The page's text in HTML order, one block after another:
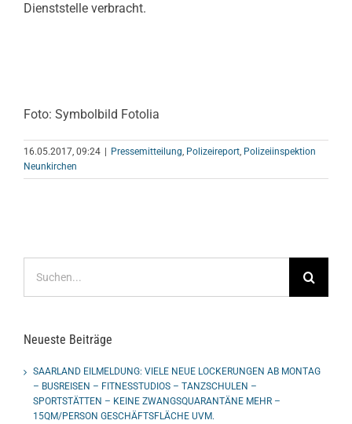
Dienststelle verbracht.
Foto: Symbolbild Fotolia
16.05.2017, 09:24 Pressemitteilung, Polizeireport, Polizeiinspektion
Neunkirchen
nach:
Neueste Beiträge
SAARLAND EILMELDUNG: VIELE NEUE LOCKERUNGEN AB MONTAG
– BUSREISEN – FITNESSTUDIOS – TANZSCHULEN –
SPORTSTÄTTEN – KEINE ZWANGSQUARANTÄNE MEHR –
15QM/PERSON GESCHÄFTSFLÄCHE UVM.